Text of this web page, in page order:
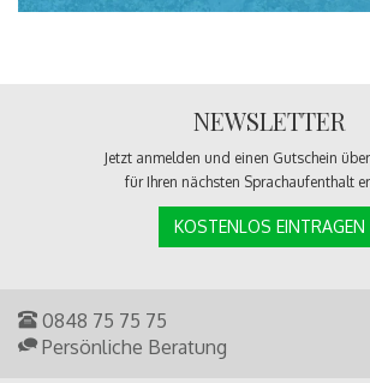
NEWSLETTER
Jetzt anmelden und einen Gutschein über
für Ihren nächsten Sprachaufenthalt
KOSTENLOS EINTRAGEN
0848 75 75 75
Persönliche Beratung